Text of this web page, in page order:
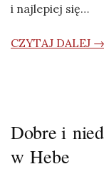
i najlepiej się…
CZYTAJ DALEJ →
Dobre i
w Hebe